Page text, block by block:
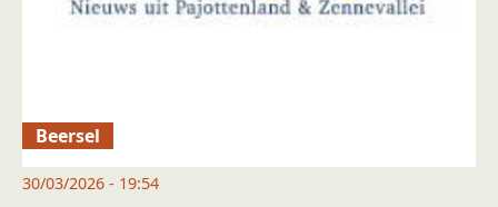
Beersel
30/03/2026 - 19:54